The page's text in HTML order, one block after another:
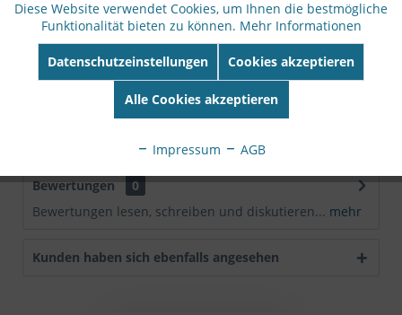
Beschreibung
Indoor Mini Dome, 2M 30fps, H.265, f3.6mm fixed lens, 3
Axis with 940IR 10M, WDR Pro, 3DNR, PoE,...mehr
Bewertungen
0
Bewertungen lesen, schreiben und diskutieren... mehr
Kunden haben sich ebenfalls angesehen
Diese Website verwendet Cookies, um Ihnen die bestmögliche
Funktionalität bieten zu können. Mehr Informationen
Datenschutzeinstellungen Cookies akzeptieren
Alle Cookies akzeptieren
Impressum AGB